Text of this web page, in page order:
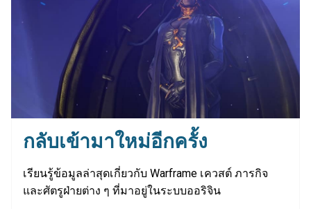
กลับเข้ามาใหม่อีกครั้ง
เรียนรู้ข้อมูลล่าสุดเกี่ยวกับ Warframe เควสต์ ภารกิจ
และศัตรูฝ่ายต่าง ๆ ที่มาอยู่ในระบบออริจิน